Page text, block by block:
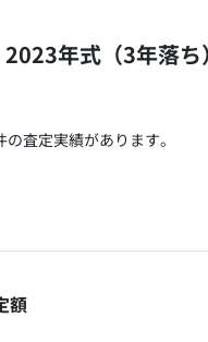
2023年式（3年落
の査定実績があります。
額